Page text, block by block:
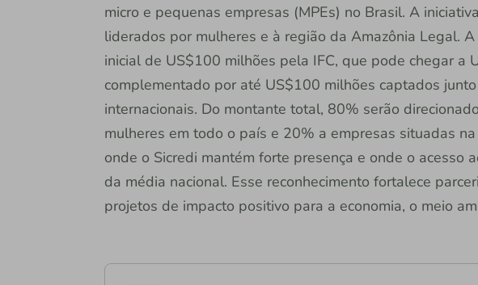
micro e pequenas empresas (MPEs) no Brasil. A
liderados por mulheres e à região da Amazônia Legal.
inicial de US$100 milhões pela IFC, que pode chegar a
complementado por até US$100 milhões captados
internacionais. Do montante total, 80% serão
mulheres em todo o país e 20% a empresas situadas
onde o Sicredi mantém forte presença e onde o acesso
da média nacional. Esse reconhecimento fortalece
projetos de impacto positivo para a economia, o meio